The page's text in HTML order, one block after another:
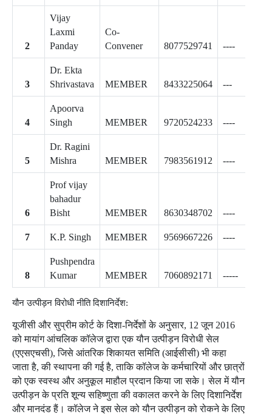
Vijay
Laxmi
Panday
Co-
Convener
8077529741 ----
Dr. Ekta
Shrivastava
MEMBER 8433225064 ---
Apoorva
Singh
MEMBER 9720524233 ----
Dr. Ragini
Mishra
MEMBER 7983561912 ----
Prof vijay
bahadur
Bisht
MEMBER 8630348702 ----
K.P. Singh MEMBER 9569667226 ----
Pushpendra
Kumar
MEMBER 7060892171 -----
यौन उत्पीड़न विरोधी नीति दिशानिर्देश:
यूजीसी और सुप्रीम कोर्ट के दिशा-निर्देशों के अनुसार, 12 जून 2016
को मायांग आंचलिक कॉलेज द्वारा एक यौन उत्पीड़न विरोधी सेल
(एएसएचसी), जिसे आंतरिक शिकायत समिति (आईसीसी) भी कहा
जाता है, की स्थापना की गई है, ताकि कॉलेज के कर्मचारियों और छात्रों
को एक स्वस्थ और अनुकूल माहौल प्रदान किया जा सके। सेल में यौन
उत्पीड़न के प्रति शून्य सहिष्णुता की वकालत करने के लिए दिशानिर्देश
और मानदंड हैं। कॉलेज ने इस सेल को यौन उत्पीड़न को रोकने के लिए